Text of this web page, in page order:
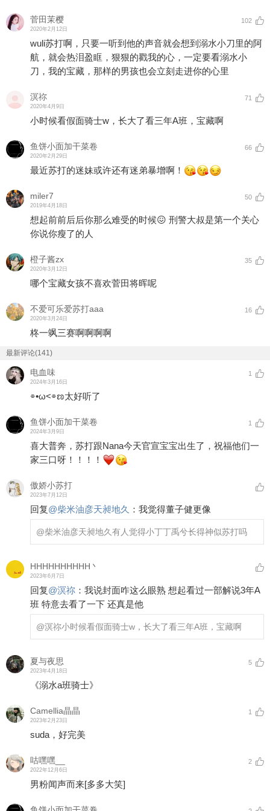
菅田茉樱
2020年2月12日
102
wuli苏打啊，只要一听到他的声音就会想到溺水小刀里的阿
航，就会热泪盈眶，狠狠的戳我的心，一定要看溺水小
刀，我的宝藏，那样的男孩也会立刻走进你的心里
溟祢
2020年4月9日
71
小时候看假面骑士w，长大了看三年A班，宝藏啊
鱼饼小面加干菜卷
2020年2月29日
66
最近苏打的迷妹或许还有迷弟暴增啊！
miler7
2019年4月18日
50
想起前前后后你那么难受的时候😖 刑警大叔是第一个关心
你说你瘦了的人
橙子酱zx
2020年3月12日
35
哪个宝藏女孩不喜欢菅田将晖呢
不爱可乐爱苏打aaa
2020年3月24日
16
柊一飒三赛啊啊啊啊
最新评论(141)
电血味
2024年3月16日
1
⌯•ω<⌯ಣ太好听了
鱼饼小面加干菜卷
2024年3月9日
1
喜大普奔，苏打跟Nana今天官宣宝宝出生了，祝福他们一
家三口呀！！！！
傲娇小苏打
2023年7月12日
回复@柴米油彦天昶地久 ： 我觉得董子健更像
@柴米油彦天昶地久有人觉得小丁丁禹兮长得神似苏打吗
HHHHHHHHHH丶
2023年6月7日
回复@溟祢 ： 我说封面咋这么眼熟 想起看过一部解说3年A
班 特意去看了一下 还真是他
@溟祢小时候看假面骑士w，长大了看三年A班，宝藏啊
夏与夜思
2023年4月18日
5
《溺水a班骑士》
Camellia晶晶
2023年2月23日
1
suda，好完美
咕嘿嘿__
2022年12月6日
2
男粉闻声而来[多多大笑]